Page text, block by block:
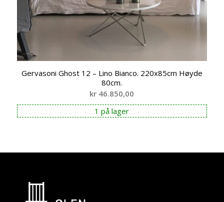
Gervasoni Ghost 12 – Lino Bianco. 220x85cm Høyde
80cm.
kr 46.850,00
1 på lager